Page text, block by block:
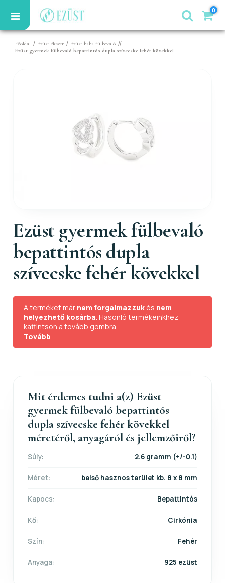
0
Főoldal / Ezüst ékszer / Ezüst baba fülbevaló //
Ezüst gyermek fülbevaló bepattintós dupla szívecske fehér kövekkel
Ezüst gyermek fülbevaló
bepattintós dupla
szívecske fehér kövekkel
A terméket már nem forgalmazzuk és nem
helyezhető kosárba . Hasonló termékeinkhez
kattintson a tovább gombra.
Tovább
Mit érdemes tudni a(z) Ezüst
gyermek fülbevaló bepattintós
dupla szívecske fehér kövekkel
méretéről, anyagáról és jellemzőiről?
Súly: 2.6 gramm (+/-0.1)
Méret: belső hasznos terület kb. 8 x 8 mm
Kapocs: Bepattintós
Kő: Cirkónia
Szín: Fehér
Anyaga: 925 ezüst